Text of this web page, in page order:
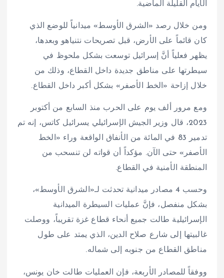
الأيام القليلة الماضية.
ومن خلال رصد «الشرق الأوسط» ميدانياً للوضع الذي
كان قائماً على الأرض، قبل تصريحات نتنياهو وبعدها،
يظهر فعلياً أنَّ إسرائيل توسعت بشكل ملحوظ في
سيطرتها على مناطق جديدة داخل القطاع، وذلك من
خلال إزاحة «الخط الأصفر» بشكل أكبر داخل القطاع.
ومع مرور ألف يوم على الحرب منذ السابع من أكتوبر
2023، قال وزير الجيش الإسرائيلي يسرائيل كاتس، إنه تم
تدمير 83 في المائة من الأنفاق الواقعة وراء «الخط
الأصفر» حتى الآن. مؤكداً أن قواته لن تنسحب من
المنطقة الأمنية في القطاع.
وحسب 4 مصادر ميدانية تحدثت لـ«الشرق الأوسط»،
بشكل منفصل، فإنَّ عمليات السيطرة الميدانية
الإسرائيلية طالت جميع أنحاء قطاع غزة تقريباً، ووصلت
غالبيتها إلى شارع صلاح الدين، الذي يمتد على طول
مناطق القطاع من جنوبه إلى شماله.
ووفقاً للمصادر الأربعة، فإن العمليات طالت خان يونس،